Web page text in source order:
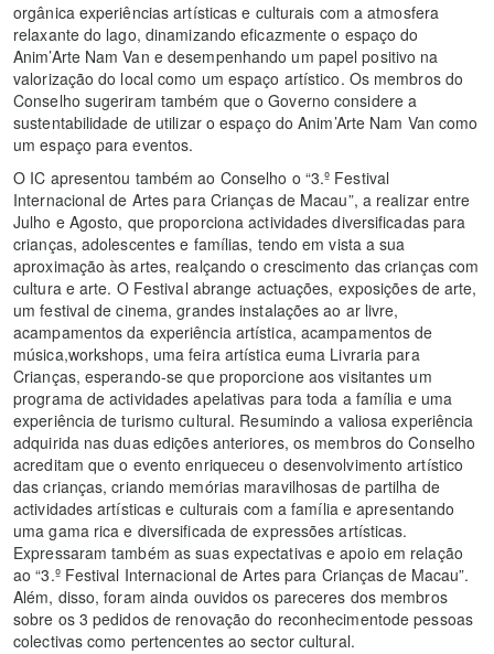
orgânica experiências artísticas e culturais com a atmosfera
relaxante do lago, dinamizando eficazmente o espaço do
Anim’Arte Nam Van e desempenhando um papel positivo na
valorização do local como um espaço artístico. Os membros do
Conselho sugeriram também que o Governo considere a
sustentabilidade de utilizar o espaço do Anim’Arte Nam Van como
um espaço para eventos.
O IC apresentou também ao Conselho o “3.º Festival
Internacional de Artes para Crianças de Macau”, a realizar entre
Julho e Agosto, que proporciona actividades diversificadas para
crianças, adolescentes e famílias, tendo em vista a sua
aproximação às artes, realçando o crescimento das crianças com
cultura e arte. O Festival abrange actuações, exposições de arte,
um festival de cinema, grandes instalações ao ar livre,
acampamentos da experiência artística, acampamentos de
música,workshops, uma feira artística euma Livraria para
Crianças, esperando-se que proporcione aos visitantes um
programa de actividades apelativas para toda a família e uma
experiência de turismo cultural. Resumindo a valiosa experiência
adquirida nas duas edições anteriores, os membros do Conselho
acreditam que o evento enriqueceu o desenvolvimento artístico
das crianças, criando memórias maravilhosas de partilha de
actividades artísticas e culturais com a família e apresentando
uma gama rica e diversificada de expressões artísticas.
Expressaram também as suas expectativas e apoio em relação
ao “3.º Festival Internacional de Artes para Crianças de Macau”.
Além, disso, foram ainda ouvidos os pareceres dos membros
sobre os 3 pedidos de renovação do reconhecimentode pessoas
colectivas como pertencentes ao sector cultural.